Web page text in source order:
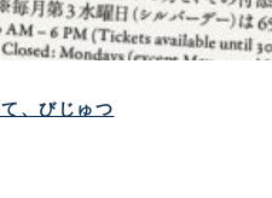
、びじゅつ